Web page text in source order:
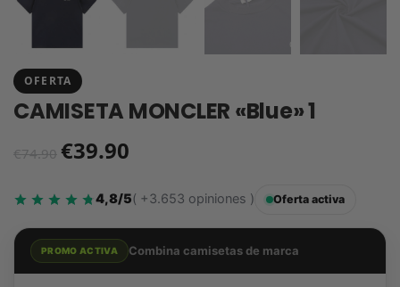
OFERTA
CAMISETA MONCLER «Blue» 1
€74.90 €39.90
4,8/5( +3.653 opiniones ) Oferta activa
PROMO ACTIVA Combina camisetas de marca